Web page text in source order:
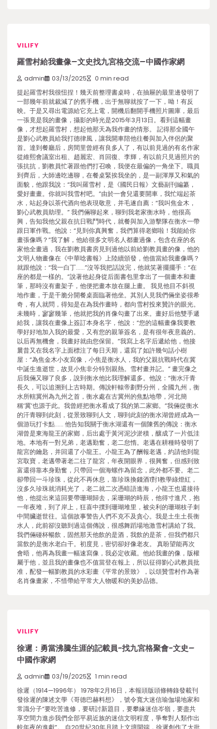
VILIFY
羅雪村給我畫像–文史找九宮格交流–中國作家網
admin 03/13/2025 0 min read
提起羅雪村我很忸捏！幾天前整理書桌時，在抽屜的最里邊發明了
一部幾年前就裁減了的舊手機，出于無聊就按了一下，呦！有反
映。于是又尋出電源給它充上電，開機后翻開手機照片圖庫，最后
一張竟是我的畫像，攝影的時光是2015年3月13日。看到這幅畫
像，才想起羅雪村，想起他那天為我作畫的情形。 記得那全國午
是劉心武教員給我打德律風，讓我開車陪他往餐與加入伴侶的聚
首。達到餐廳后，房間里曾經有良多人了，有以前見過的有名作家
從維熙會議室出租、趙麗宏、肖回復、李輝，有以前只見過照片的
張抗抗，劉教員忙著跟他們打召喚，我便在最偏的一角坐下。職員
到齊后，大師邊吃邊聊，在餐桌緊挨我坐的，是一副渾厚又和氣的
面貌，他跟我說：“我叫羅雪村，是《國民日報》文藝副刊編纂，
愛好畫畫。你就叫我雪村吧。”由於一會兒還要開車，我忙端起茶
水，站起身以茶代酒向他表現敬意，并毛遂自薦：“我叫焦金木，
劉心武教員助理。” 我們倆聊起來，聊到我老家衡水時，他很高
興，告知我他父親在抗日戰鬥時代，就餐與加入游擊隊在衡水一帶
跟日軍作戰。他說：“見到你真興奮，我們算得老鄉啦！我能給你
畫張像嗎？”我了解，他給很多文明名人都畫過像，包含在座的名
家他全畫過，我在劉教員書房見到過他以前給劉教員畫的像，他的
文明人物畫像在《中華唸書報》上陸續頒發，他值當給我畫像嗎？
就跟他說：“我一白丁……”沒等我把話說完，他就笑著擺擺手：“在
座的都是一樣的。”說著他起身從后面書包里拿出了一個畫本和畫
筆，那時沒有畫架子，他便把畫本放在腿上畫。 我見他目不斜視
地作畫，于是干脆分開餐桌面臨著他坐。其別人見我們倆坐姿很希
奇，有人就問，得知是在為我作畫時，都向雪村投來贊許的眼光。
未幾時，寥寥幾筆，他就把我的肖像勾畫了出來。畫好后他雙手遞
給我，讓我在畫像上簽訂本身名字，他說：“您的這幅畫像我要教
學好好地加入我的最愛，又有您的親筆簽名，是有很年夜意義的。
以后再無機會，我畫好就由您保留。”我寫上名字后遞給他，他接
曩昔又在我名字上面標注了每日天期，還寫了如許幾句話小樹
屋：“為焦金木小友寫像，小焦是衡水人，我的父親抗戰時代在冀
中誕生進逝世，故見小焦非分特別親熱。雪村畫并記。” 畫完像之
后我倆又聊了良多，說到衡水他比我理解還多。他說：“衡水汗青
長久，可以追溯到上古時期。傳說軒轅帝劃野分州，全國九州，衡
水所轄冀州為九州之首，衡水處在古冀州的焦點地帶，河北簡
稱‘冀’也源于此。我曾經把衡水看成了我的第二家鄉。”我倆從衡水
的汗青聊到此刻，從景致聊到人文，聊到此刻的衡水湖曾經成為一
個游玩打卡點…… 他告知我關于衡水湖還有一個陳舊的傳說：衡水
湖曾是東海龍王的家鄉，后出處于黃河泥沙淤積，釀成了一片低洼
地。本地有一對兄弟，老邁勤奮，老二怠惰。老邁在耕種時發明了
龍宮的鑰匙，并回還了小龍王。小龍王為了酬報老邁，約請他到龍
宮取寶，老邁帶著老二往了龍宮，年夜開眼界，很興奮，但感到致
富還得靠本身勤奮，只帶回一個海螺作為留念，此外都不要。老二
卻帶回一斗珍珠，從此不再休息，靠珍珠換錢酒1對1教學綠燈紅，
沒多久珍珠就消耗光了，老二就二次憑暗語進海，小龍王也還接待
他，他提出來這回要帶珊瑚歸去，采珊瑚的時辰，他得寸進尺，抱
一年夜堆，到了岸上，狂喜中撲到珊瑚堆里，被尖利的珊瑚枝子刺
中間臟逝世往。這個故事警告人們不克不及貪心。我是土生土長衡
水人，此前卻沒聽到過這個傳說，很感舞蹈場地激雪村講給了我。
我們倆碰杯暢飲，固然那天他飲的是酒，我飲的是茶，但我們都只
當飲的是衡水老白干。初度見，密切卻好像老友。 真盼望能再次
會晤，他再為我畫一幅速寫像，我必定收藏。他給我畫的像，版權
屬于他，並且我的畫像也不值當登在報上，所以征得劉心武教員批
准，配發一幅劉教員的水彩畫《平常的景致》，以頌贊雪村作為著
名肖像畫家，不惜帶給平常大人物暖和的美妙品德。
VILIFY
徐遲：勇當沸騰生涯的記載員-找九宮格聚會-文史–
中國作家網
admin 03/19/2025 1 min read
徐遲（1914—1996年） 1978年2月16日，本報頭版頭條轉錄發載刊
發徐遲的陳述文學《哥德巴赫料想》，號令寬大迷信瑜伽場地家和
常識分子“要吃苦進修，要研討新題目，要攀緣迷信岑嶺，要盡共
享空間力進步我們全部平易近族的迷信文明程度，爭奪對人類作出